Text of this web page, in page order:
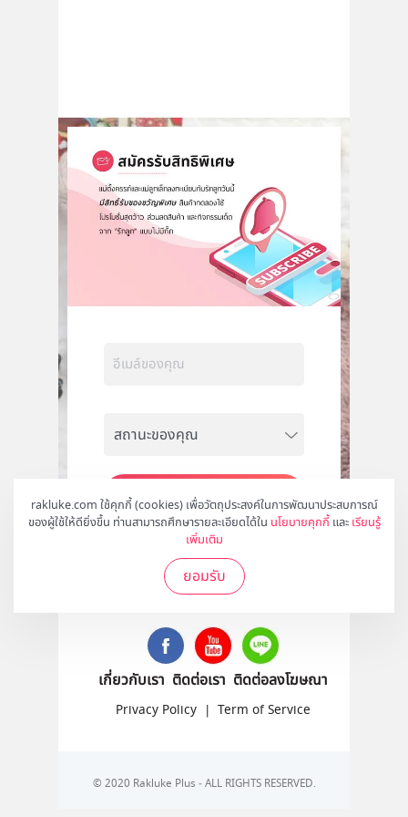
rakluke.com ใช้คุกกี้ (cookies) เพื่อวัตถุประสงค์ในการพัฒนาประสบการณ์
ของผู้ใช้ให้ดียิ่งขึ้น ท่านสามารถศึกษารายละเอียดได้ใน นโยบายคุกกี้ และ เรียนรู้
เพิ่มเติม
ยอมรับ
สมัคร
ติดตามเราได้ที่
เกี่ยวกับเรา ติดต่อเรา ติดต่อลงโฆษณา
Privacy Policy | Term of Service
© 2020 Rakluke Plus - ALL RIGHTS RESERVED.